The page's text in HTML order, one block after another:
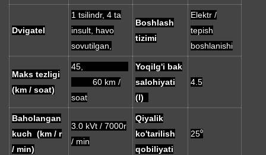
Dvigatel
1 tsilindr, 4 ta
insult, havo
sovutilgan,
Boshlash
tizimi
Elektr /
tepish
boshlanishi
Maks tezligi
(km / soat)
45,
60 km /
soat
Yoqilg'i bak
salohiyati
(l)
4.5
Baholangan
kuch (km / r
/ min)
3.0 kVt / 7000r
/ min
Qiyalik
ko'tarilish
qobiliyati
25⁰